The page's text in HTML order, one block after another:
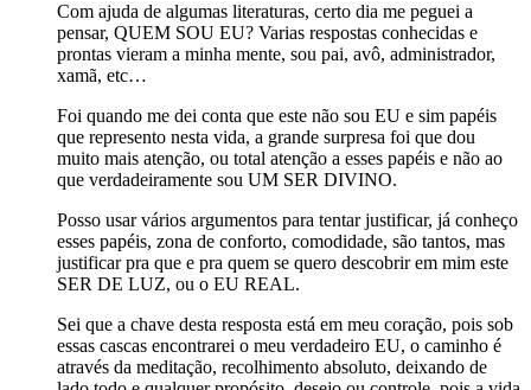
Com ajuda de algumas literaturas, certo dia me peguei a
pensar, QUEM SOU EU? Varias respostas conhecidas e
prontas vieram a minha mente, sou pai, avô, administrador,
xamã, etc…
Foi quando me dei conta que este não sou EU e sim papéis
que represento nesta vida, a grande surpresa foi que dou
muito mais atenção, ou total atenção a esses papéis e não ao
que verdadeiramente sou UM SER DIVINO.
Posso usar vários argumentos para tentar justificar, já conheço
esses papéis, zona de conforto, comodidade, são tantos, mas
justificar pra que e pra quem se quero descobrir em mim este
SER DE LUZ, ou o EU REAL.
Sei que a chave desta resposta está em meu coração, pois sob
essas cascas encontrarei o meu verdadeiro EU, o caminho é
através da meditação, recolhimento absoluto, deixando de